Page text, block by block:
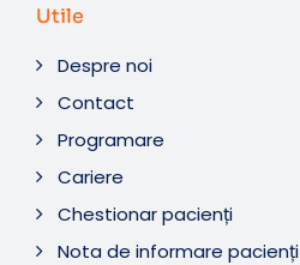
Utile
Despre noi
Contact
Programare
Cariere
Chestionar pacienți
Nota de informare pacienți